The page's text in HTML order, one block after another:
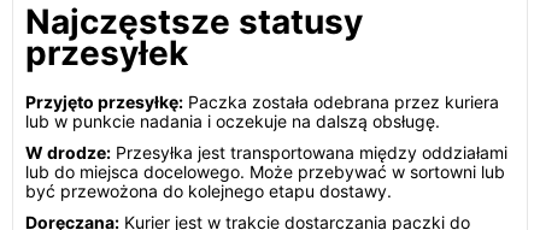
Najczęstsze statusy
przesyłek
Przyjęto przesyłkę: Paczka została odebrana przez kuriera
lub w punkcie nadania i oczekuje na dalszą obsługę.
W drodze: Przesyłka jest transportowana między oddziałami
lub do miejsca docelowego. Może przebywać w sortowni lub
być przewożona do kolejnego etapu dostawy.
Doręczana: Kurier jest w trakcie dostarczania paczki do